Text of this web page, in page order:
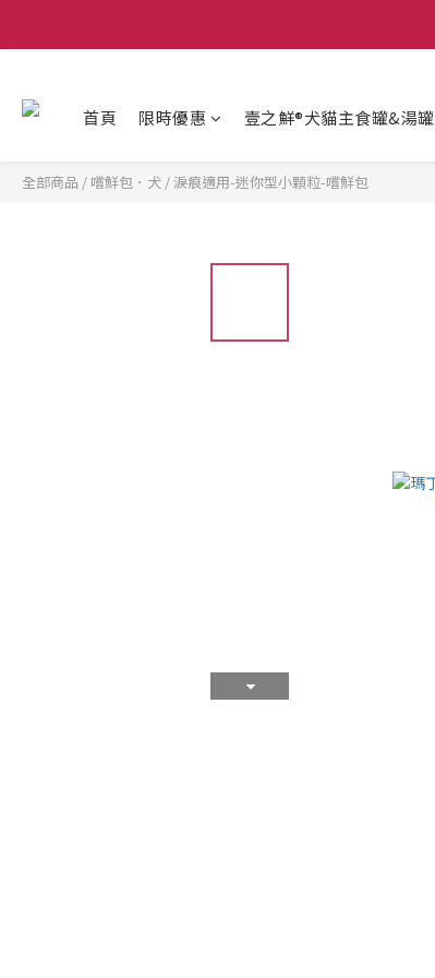
首頁 限時優惠 壹之鮮®犬貓主食罐&湯罐
全部商品 / 嚐鮮包．犬 /淚痕適用-迷你型小顆粒-嚐鮮包